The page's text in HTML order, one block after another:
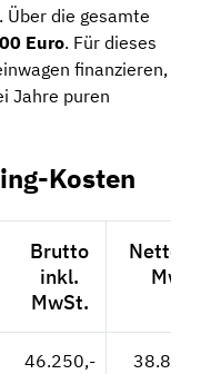
. Über die gesamte
Euro. Für dieses
finanzieren,
Jahre puren
Kosten
Brutto
inkl.
MwSt.
Netto
MwSt.
46.250,-
38.866,--